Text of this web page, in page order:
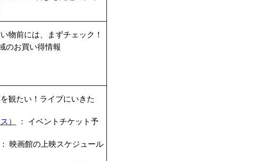
物前には、まずチェック！
のお買い得情報
観たい！ライブにいきた
） ： イベントチケット予
映画館の上映スケジュール